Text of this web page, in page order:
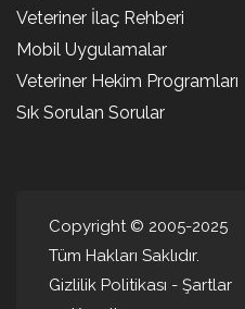
Veteriner İlaç Rehberi
Mobil Uygulamalar
Veteriner Hekim Programları
Sık Sorulan Sorular
Copyright © 2005-2025
Tüm Hakları Saklıdır.
Gizlilik Politikası - Şartlar